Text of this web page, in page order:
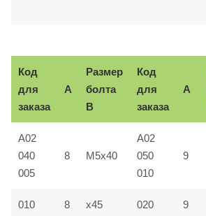
Код
для
заказа
A
Размер
болта
B
Код
для
заказа
A
A02
040
005
8 M5x40
A02
050
010
9
010 8 x45 020 9